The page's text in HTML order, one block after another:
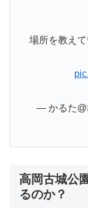
場所を教え
— かるた@
高岡古城公
るのか？